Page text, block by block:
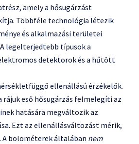
amely a hősugárzást
Többféle technológia létezik
és alkalmazási területei
legelterjedtebb típusok a
detektorok és a hűtött
ellenállású érzékelők.
rájuk eső hősugárzás felmelegíti az
hatására megváltozik az
Ezt az ellenállásváltozást mérik,
A bolométerek általában nem